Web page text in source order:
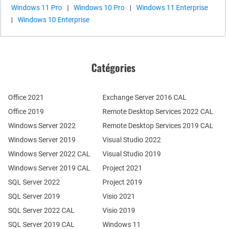
Windows 11 Pro
| Windows 10 Pro |
Windows 11 Enterprise
|
Windows 10 Enterprise
Catégories
Office 2021
Office 2019
Windows Server 2022
Windows Server 2019
SQL Server 2022
SQL Server 2019
Windows Server 2022 CAL
Windows Server 2019 CAL
SQL Server 2022 CAL
SQL Server 2019 CAL
Remote Desktop Services 2022 CAL
Remote Desktop Services 2019 CAL
Exchange Server 2016 CAL
Visual Studio 2022
Visual Studio 2019
Project 2021
Project 2019
Visio 2021
Visio 2019
Windows 11